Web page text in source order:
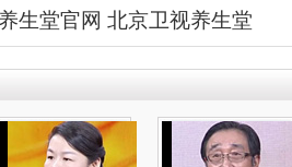
养生堂官网 北京卫视养生堂